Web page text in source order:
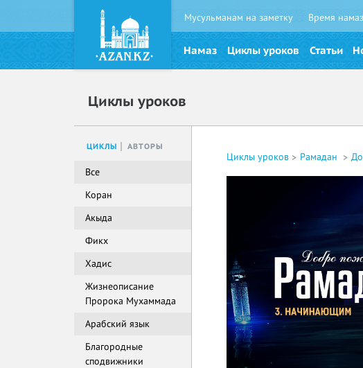
Мусульманам на заметку Время
Намаз Циклы уроков Статьи
Циклы уроков
ЦИКЛЫ АВТОРЫ
Все
Коран
Акыда
Фикх
Хадис
Жизнеописание
Пророка Мухаммада
Арабский язык
Благородные
сподвижники
Циклы уроков Рамадан